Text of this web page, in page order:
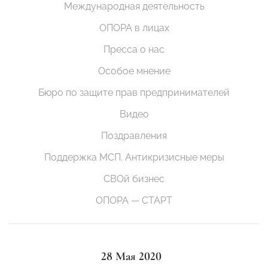
Международная деятельность
ОПОРА в лицах
Пресса о нас
Особое мнение
Бюро по защите прав предпринимателей
Видео
Поздравления
Поддержка МСП. Антикризисные меры
СВОй бизнес
ОПОРА — СТАРТ
28 Мая 2020